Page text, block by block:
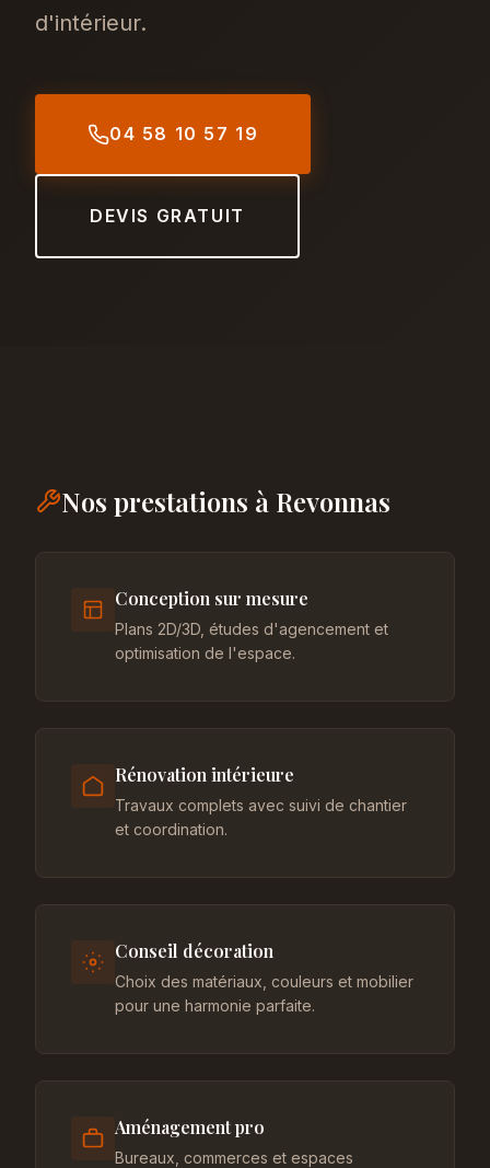
d'intérieur.
04 58 10 57 19
DEVIS GRATUIT
Nos prestations à Revonnas
Conception sur mesure
Plans 2D/3D, études d'agencement et
optimisation de l'espace.
Rénovation intérieure
Travaux complets avec suivi de chantier
et coordination.
Conseil décoration
Choix des matériaux, couleurs et mobilier
pour une harmonie parfaite.
Aménagement pro
Bureaux, commerces et espaces